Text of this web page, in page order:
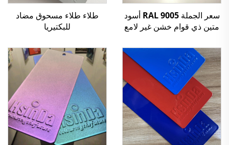
سعر الجملة RAL 9005 أسود
متين ذي قوام خشن غير لامع
طلاء طلاء مسحوق مضاد
للبكتيريا